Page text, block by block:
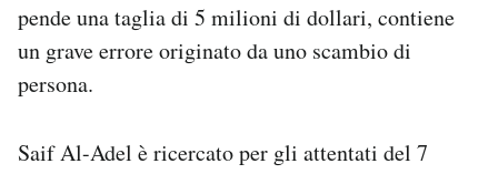
pende una taglia di 5 milioni di dollari, contiene
un grave errore originato da uno scambio di
persona.
Saif Al-Adel è ricercato per gli attentati del 7